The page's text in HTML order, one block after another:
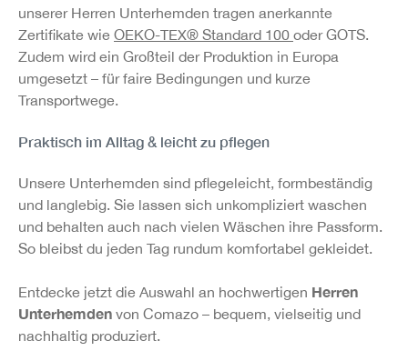
unserer Herren Unterhemden tragen anerkannte
Zertifikate wie OEKO-TEX® Standard 100 oder GOTS.
Zudem wird ein Großteil der Produktion in Europa
umgesetzt – für faire Bedingungen und kurze
Transportwege.
Praktisch im Alltag & leicht zu pflegen
Unsere Unterhemden sind pflegeleicht, formbeständig
und langlebig. Sie lassen sich unkompliziert waschen
und behalten auch nach vielen Wäschen ihre Passform.
So bleibst du jeden Tag rundum komfortabel gekleidet.
Entdecke jetzt die Auswahl an hochwertigen Herren
Unterhemden von Comazo – bequem, vielseitig und
nachhaltig produziert.